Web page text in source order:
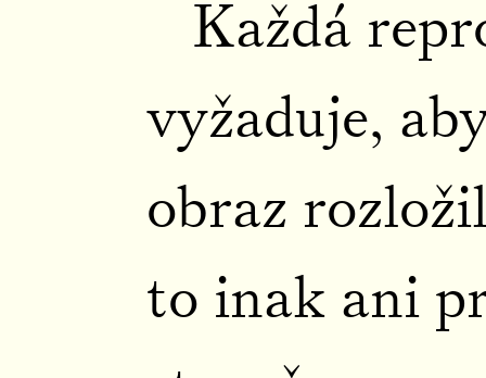
Každá
vyžaduje,
obraz
to inak ani